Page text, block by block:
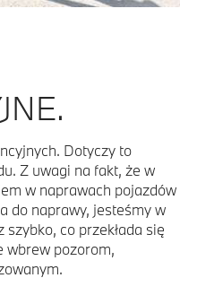
Dotyczy to
Z uwagi na fakt, że w
w naprawach pojazdów
do naprawy, jesteśmy w
co przekłada się
wbrew pozorom,